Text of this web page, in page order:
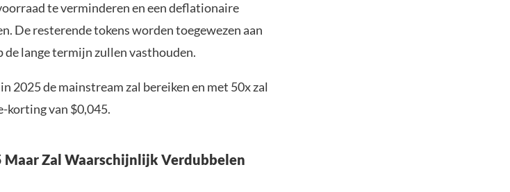
te verminderen en een deflationaire
De resterende tokens worden toegewezen aan
lange termijn zullen vasthouden.
2025 de mainstream zal bereiken en met 50x zal
korting van $0,045.
Maar Zal Waarschijnlijk Verdubbelen